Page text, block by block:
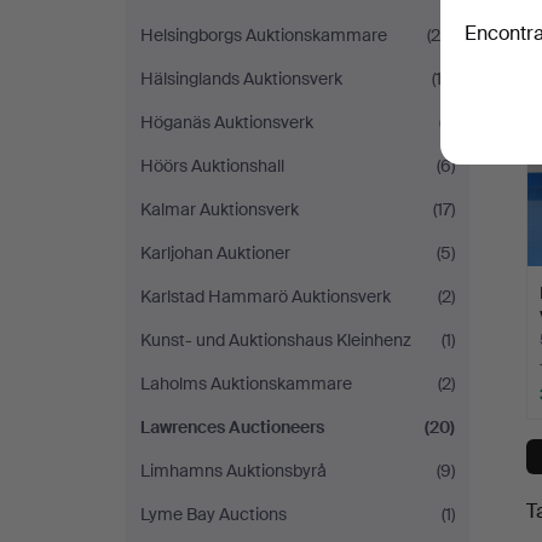
Helsingborgs Auktionskammare
(26)
Hälsinglands Auktionsverk
(12)
Höganäs Auktionsverk
(7)
Höörs Auktionshall
(6)
Kalmar Auktionsverk
(17)
Karljohan Auktioner
(5)
Karlstad Hammarö Auktionsverk
(2)
Kunst- und Auktionshaus Kleinhenz
(1)
Laholms Auktionskammare
(2)
Lawrences Auctioneers
(20)
Limhamns Auktionsbyrå
(9)
Lyme Bay Auctions
(1)